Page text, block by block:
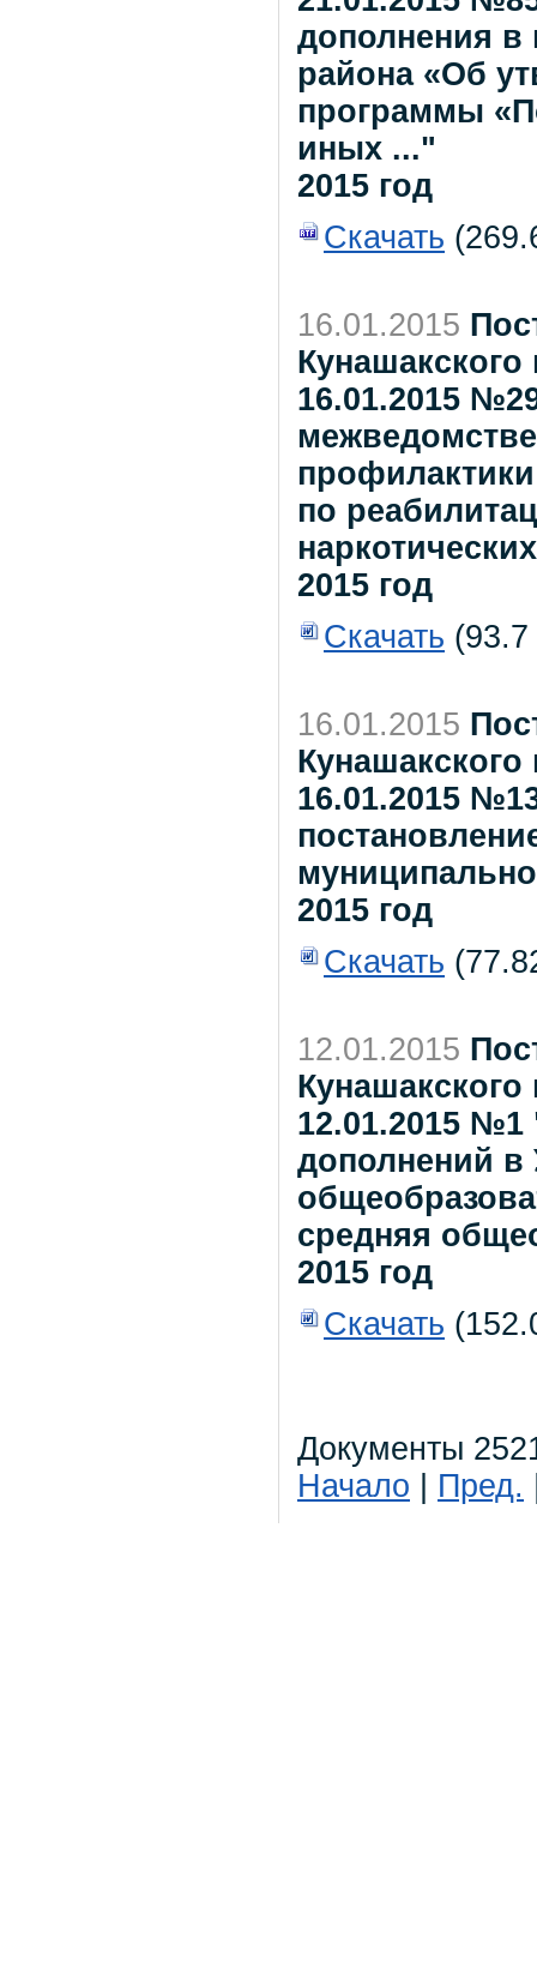
дополнения в
района «Об
программы
иных ..."
2015 год
Скачать
16.01.2015
16.01.2015
по
наркотических
2015 год
Скачать
16.01.2015
16.01.2015
2015 год
Скачать
12.01.2015
12.01.2015 №1
дополнений в
средняя
2015 год
Скачать
Документы
Начало
Пред.